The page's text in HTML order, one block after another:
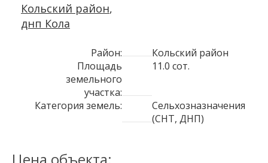
Кольский район,
днп Кола
Район:
Кольский район
Площадь
земельного
участка:
11.0 сот.
Категория земель:
Сельхозназначения
(СНТ, ДНП)